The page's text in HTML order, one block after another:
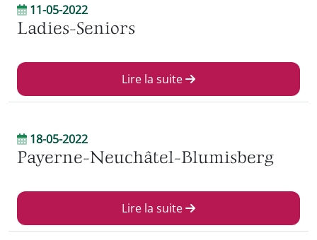
11-05-2022
Ladies-Seniors
Lire la suite
18-05-2022
Payerne-Neuchâtel-Blumisberg
Lire la suite